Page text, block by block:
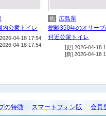
内公衆トイレ
04-18 17:54
04-18 17:54
他
広島県
樹齢350年のオリー
付近公衆トイレ
[更] 2026-04-18
[新] 2026-04-18
の特徴 スマートフォン版 会員